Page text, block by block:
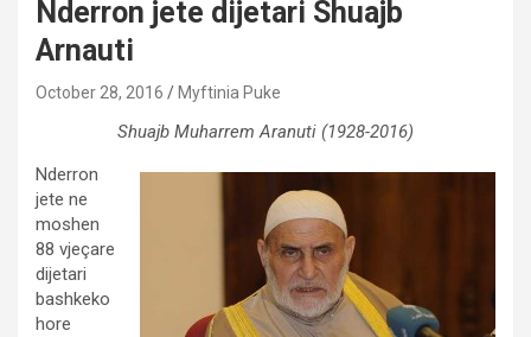
Nderron jete dijetari Shuajb
Arnauti
October 28, 2016 Myftinia Puke
Shuajb Muharrem Aranuti (1928-2016)
Nderron
jete ne
moshen
88 vjeçare
dijetari
bashkeko
hore